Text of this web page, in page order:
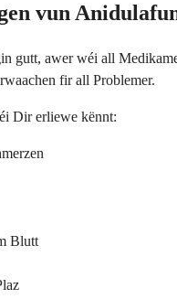
vun
gutt, awer wéi all
fir all Problemer.
Dir erliewe kënnt:
Blutt